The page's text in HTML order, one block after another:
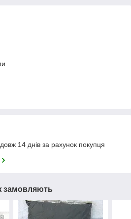
14 днів за рахунок покупця
замовляють